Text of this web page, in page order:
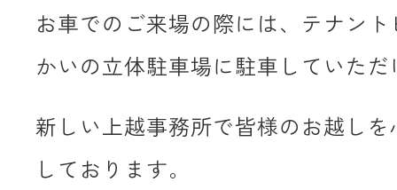
お車でのご来場の際には、テナン
かいの立体駐車場に駐車していただ
新しい上越事務所で皆様のお越し
しております。